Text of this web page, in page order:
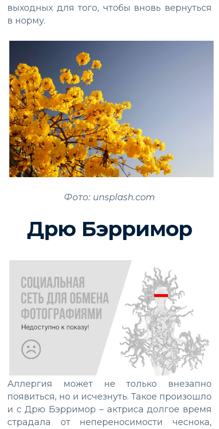
выходных для того, чтобы вновь вернуться
в норму.
Фото: unsplash.com
Дрю Бэрримор
Аллергия может не только внезапно
появиться, но и исчезнуть. Такое произошло
и с Дрю Бэрримор – актриса долгое время
страдала от непереносимости чеснока,